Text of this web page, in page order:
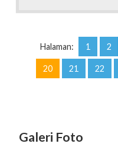
Halaman: 1 2
20 21 22
Galeri Foto